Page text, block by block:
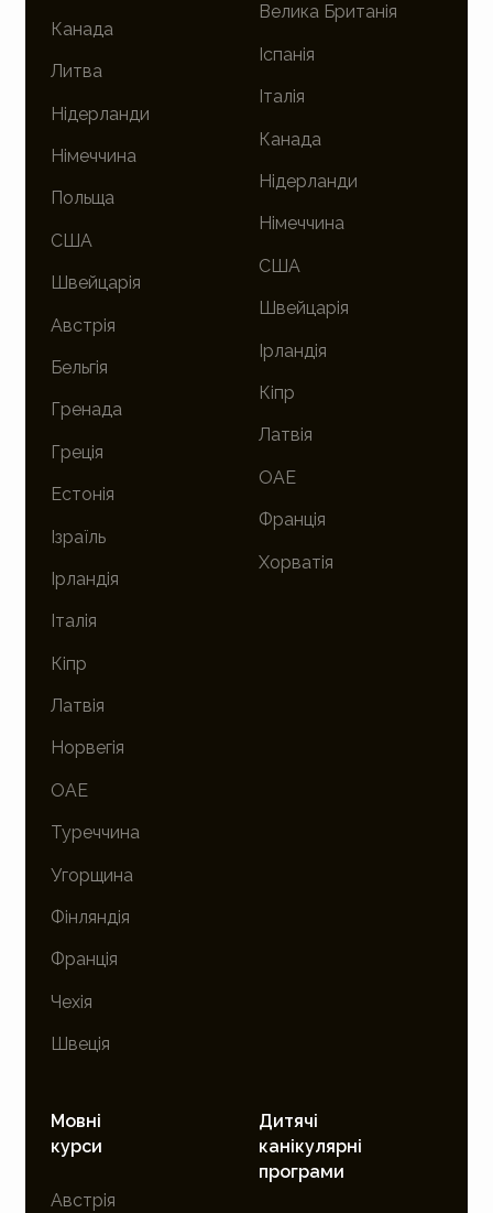
Канада
Литва
Нідерланди
Німеччина
Польща
США
Швейцарія
Австрія
Бельгія
Гренада
Греція
Естонія
Ізраїль
Ірландія
Італія
Кіпр
Латвія
Норвегія
ОАЕ
Туреччина
Угорщина
Фінляндія
Франція
Чехія
Швеція
Велика Британія
Іспанія
Італія
Канада
Нідерланди
Німеччина
США
Швейцарія
Ірландія
Кіпр
Латвія
ОАЕ
Франція
Хорватія
Мовні
курси
Австрія
Дитячі
канікулярні
програми